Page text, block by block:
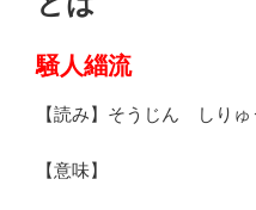
騒人緇流
【読み】そうじん しりゅ
【意味】